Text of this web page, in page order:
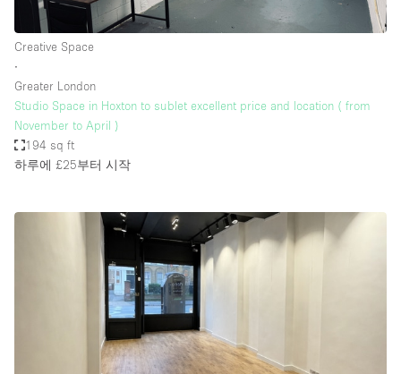
Creative Space
∙
Greater London
Studio Space in Hoxton to sublet excellent price and location ( from
November to April )
194 sq ft
하루에 £25부터 시작